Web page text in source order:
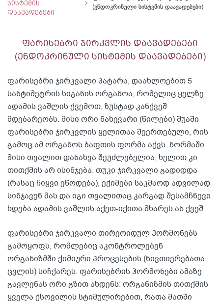
სისტემის
დაავადებები
(ენდოკრინული სისტემის დაავადებები)
ფარისებრი ჯირკვლის დაავადებები
(ენდოკრინული სისტემის დაავადებები)
ფარისებრი ჯირკვალი პატარა, დაახლოებით 5
სანტიმეტრის სიგანის ორგანოა, რომელიც ყელზე,
ადამის ვაშლის ქვემოთ, ზუსტად კანქვეშ
მდებარეობს. მისი ორი ნახევარი (წილები) შუაში
ფარისებრი ჯირკვლის ყელითაა შეერთებული, რის
გამოც ამ ორგანოს ბაფთის ფორმა აქვს. ნორმაში
მისი თვალით დანახვა შეუძლებელია, ხელით კი
თითქმის არ ისინჯება. თუკი ჯირკვალი გადიდდა
(რასაც ჩიყვი ეწოდება), ექიმები საკმაოდ ადვილად
სინჯავენ მას და იგი თვალითაც კარგად შესამჩნევი
ხდება ადამის ვაშლის აქეთ-იქითა მხარეს ან ქვეშ.
ფარისებრი ჯირკვალი თირეოიდულ ჰორმონებს
გამოყოფს, რომლებიც აკონტროლებენ
ორგანიზმში ქიმიური პროცესების (ნივთიერებათა
ცვლის) სიჩქარეს. ფარისებრის ჰორმონები ამაზე
გავლენას ორი გზით ახდენს: ორგანიზმის თითქმის
ყველა ქსოვილის სტიმულირებით, რათა მათში